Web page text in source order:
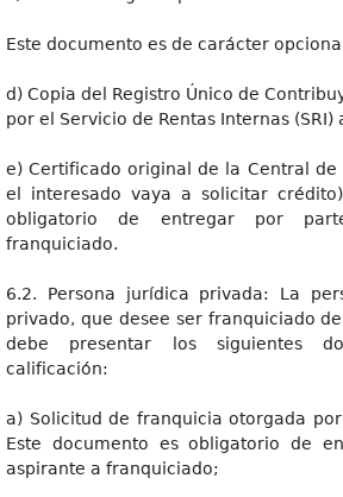
Este documento es de carácter
d) Copia del Registro Único de
por el Servicio de Rentas Internas (SRI)
e) Certificado original de la Central de
el interesado vaya a solicitar
obligatorio de entregar por
franquiciado.
6.2. Persona jurídica privada: La
privado, que desee ser franquiciado
debe presentar los siguientes
calificación:
a) Solicitud de franquicia otorgada
Este documento es obligatorio de
aspirante a franquiciado;